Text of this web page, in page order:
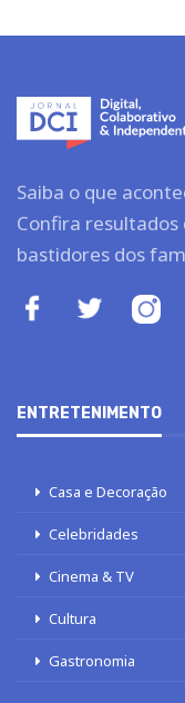
Saiba o que
Confira
bastidores dos
ENTRETENIMENTO
Casa e Decoração
Celebridades
Cinema & TV
Cultura
Gastronomia